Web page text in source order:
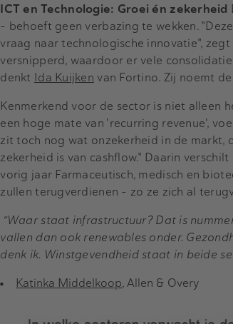
ICT en Technologie: Groei én zekerheid
- behoeft geen verbazing te wekken.
vraag naar technologische innovatie", zegt
versnipperd, waardoor er vele
denkt Ida Kuijken van Fortino. Zij noemt
Kenmerkend voor de sector is niet alleen
een hoge mate van 'recurring revenue',
zit toch nog wat onzekerheid in de markt,
zekerheid is van cashflow." Daarin
vorig jaar Farmaceutisch, medisch en
zullen terugverdienen - zo ze zich al
“Waar staat infrastructuur? Dat is
vallen dan ook renewables onder.
denk ik. Winstgevendheid staat in beide
Katinka Middelkoop, Allen & Overy